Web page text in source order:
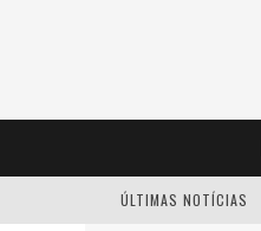
ÚLTIMAS NOTÍCIAS